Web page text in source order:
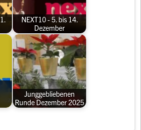
NEXT10 - 5. bis 14.
Dezember
Junggebliebenen
Runde Dezember 2025